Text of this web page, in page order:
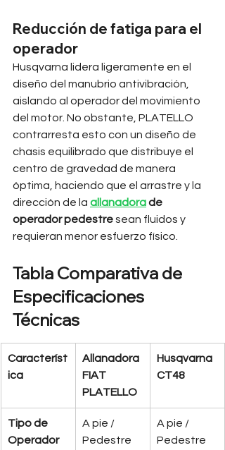
Reducción de fatiga para el
operador
Husqvarna lidera ligeramente en el
diseño del manubrio antivibración,
aislando al operador del movimiento
del motor. No obstante, PLATELLO
contrarresta esto con un diseño de
chasis equilibrado que distribuye el
centro de gravedad de manera
óptima, haciendo que el arrastre y la
dirección de la allanadora de
operador pedestre sean fluidos y
requieran menor esfuerzo físico.
Tabla Comparativa de
Especificaciones
Técnicas
Característ
ica
Allanadora
FIAT
PLATELLO
Husqvarna
CT48
Tipo de
Operador
A pie /
Pedestre
A pie /
Pedestre